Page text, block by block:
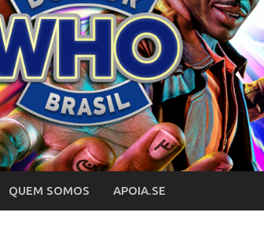
QUEM SOMOS APOIA.SE